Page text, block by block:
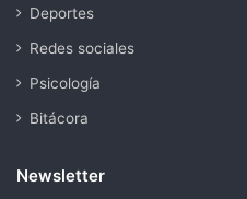
Deportes
Redes sociales
Psicología
Bitácora
Newsletter